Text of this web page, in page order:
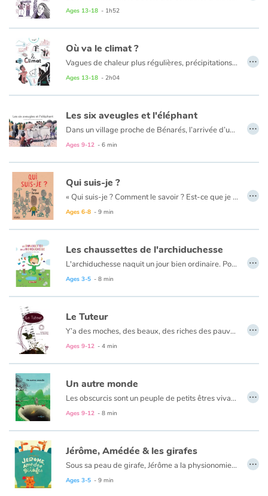
Cet ouvrage retrace l’histoire du féminisme, les combats menés selon les époques et les pays. Il dresse un panorama de la condition féminine dans la sphère publique et privée et interpelle le lecteur sur le rôle de chacune et chacun…
Ages 13-18 - 1h52
Où va le climat ?
Vagues de chaleur plus régulières, précipitations et tempêtes plus fortes, fonte des glaces de l’Arctique, montée des eaux… Des phénomènes naturels qui sont pour la plupart liés au réchauffement global du climat. Pourtant, on trouve toujours quelqu'un pour nous dire que « le climat ne se réchauffe pas puisqu'il fait plus froid » ou encore « c'est pas de la faute de l'Homme, c'est le soleil ! » On les appelle les climatosceptiques. Qui sont-ils réellement ?
Ages 13-18 - 2h04
…
Les six aveugles et l'éléphant
Dans un village proche de Bénarés, l’arrivée d’un éléphant suscite l’attention
furent amenés à en toucher chacun une partie différente.
Ages 9-12 - 6 min
…
Qui suis-je ?
« Qui suis-je ? Comment le savoir ? Est-ce que je pourrais être quelqu’un d’autre ? Et toi, qui es-tu ? ». Tous les enfants se posent et posent ces questions. À travers chaque interrogation, chaque pensée, nous découvrons un personnage, qui comme tous les enfants, est en réflexion sur son être et sur son identité. Tony Durand nous emmène dans ce cheminement simple et profond à la fois, grâce à ses illustrations pleines d’humour et d’intelligence. À chaque page, l’occasion est offerte d’explorer un questionnement, par le biais des mots et d’images qui se font écho.
Ages 6-8 - 9 min
…
Les chaussettes de l'archiduchesse
L'archiduchesse naquit un jour bien ordinaire. Pourtant, tous admiraient la charmante enfant lorsque la sorcière proféra de sinistres paroles. Depuis, l'archiduchesse avait toujours les pieds mouillé. Son père était désespéré. Comment faire pour que les chaussettes de l'archiduchesse soient sèches, archi sèches ?
Ages 3-5 - 8 min
…
Le Tuteur
Y’a des moches, des beaux, des riches des pauvres, des chanceux, des poisseux, des joyeux, des malheureux, des égoïstes et des généreux. Marco trouve que c’est injuste...
Ages 9-12 - 4 min
…
Un autre monde
Les obscurcis sont un peuple de petits êtres vivant au fond d'un puits. Dans l'obscurité, ils ne savent pas à quoi ils ressemblent, pensent que les parois du puits sont les limites de leur univers et que son entrée éblouissante est une lune fontaine. Un jour d'orage, une branche enflammée par la foudre tombe au fond du puits, éclairant un des leurs...
Ages 9-12 - 8 min
…
Jérôme, Amédée & les girafes
Sous sa peau de girafe, Jérôme a la physionomie d’un ours. Son pelage tacheté l’incite alors à se tourner du côté de celles qu’il pense être ses congénères. Lorsqu’elles lui demandent, « t’es qui toi ? », Jérôme leur répond « une girafe pardi » ! Mais les belles au long cou ne l’entendent pas de la sorte : après concertation, elles déclarent que « bien que monsieur soit vêtu de taches et d’orange », elles le considèrent comme un ours. Abattu, le pauvre se rend donc au rocher de ses frères plantigrades. Là-bas encore et au vu de leur épouvante, il comprend n’être pas des leurs. Seule l’arrivée d’Amédée, une girafe à l’allure d’éléphant, tirera Jérôme de sa douloureuse solitude. Les deux s’en iront fonder un nouveau troupeau de girafes… atypiques. Certaines d’entre elles auront un physique d’oiseau, de rhinocéros ou de lion ; mais qu’importe ?
Ages 3-5 - 9 min
…